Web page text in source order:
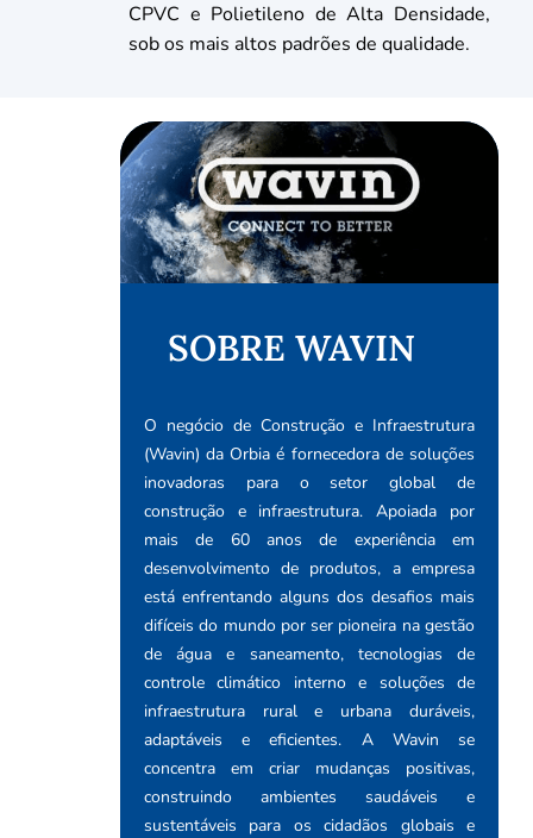
CPVC e Polietileno de Alta Densidade,
sob os mais altos padrões de qualidade.
SOBRE WAVIN
O negócio de Construção e Infraestrutura
(Wavin) da Orbia é fornecedora de soluções
inovadoras para o setor global de
construção e infraestrutura. Apoiada por
mais de 60 anos de experiência em
desenvolvimento de produtos, a empresa
está enfrentando alguns dos desafios mais
difíceis do mundo por ser pioneira na gestão
de água e saneamento, tecnologias de
controle climático interno e soluções de
infraestrutura rural e urbana duráveis,
adaptáveis e eficientes. A Wavin se
concentra em criar mudanças positivas,
construindo ambientes saudáveis e
sustentáveis para os cidadãos globais e